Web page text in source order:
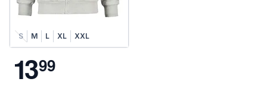
S M L XL XXL
1399